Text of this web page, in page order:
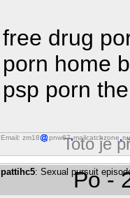
free drug
porn home
psp porn
Email: zm18 pnw67 mailcatchzone
Toto je
pattihc5: Sexual pursuit
Po -